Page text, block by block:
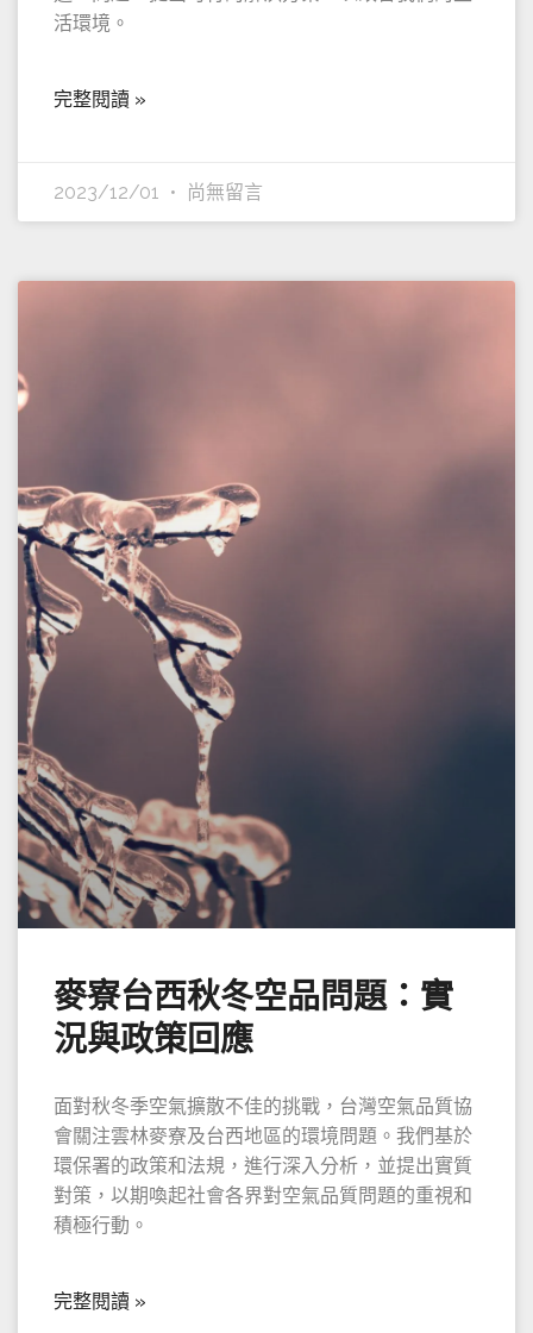
活環境。
完整閱讀 »
2023/12/01 尚無留言
麥寮台西秋冬空品問題：實
況與政策回應
面對秋冬季空氣擴散不佳的挑戰，台灣空氣品質協
會關注雲林麥寮及台西地區的環境問題。我們基於
環保署的政策和法規，進行深入分析，並提出實質
對策，以期喚起社會各界對空氣品質問題的重視和
積極行動。
完整閱讀 »